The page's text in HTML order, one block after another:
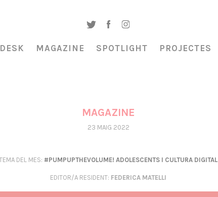
MAGAZINE SPOTLIGHT PROJECTES
MAGAZINE
23 MAIG 2022
DEL MES: #PUMPUPTHEVOLUME! ADOLESCENTS I CULTURA DIGITAL
EDITOR/A RESIDENT: FEDERICA MATELLI